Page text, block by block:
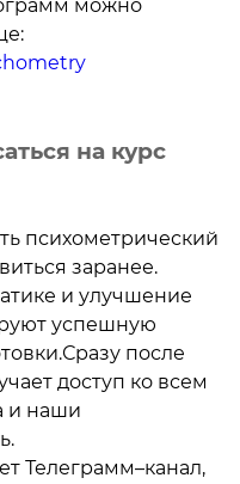
можно
на курс
психометрический
заранее.
и улучшение
успешную
после
доступ ко всем
и наши
Телеграмм–канал,